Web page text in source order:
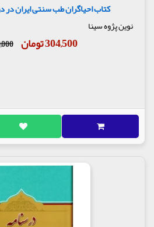
کتاب احیاگران طب سنتی ایران در
نوین پژوه سینا
304,500 تومان